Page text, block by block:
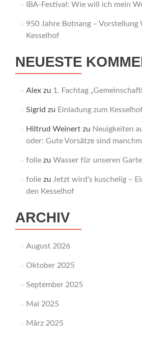
IBA-Festival: Wie will ich mein
950 Jahre Botnang – Vorstellung
Kesselhof
NEUESTE
Alexzu 1. Fachtag
Sigrid zu Einladung zum
Hiltrud Weinertzu Neuigkeiten
oder: Gute Vorsätze sind
foliezu Wasser für unseren
foliezu Jetzt wird’s kuschelig –
den Kesselhof
ARCHIV
August 2026
Oktober 2025
September 2025
Mai 2025
März 2025